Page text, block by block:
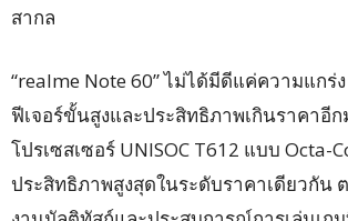
สากล
“realme Note 60” ไม่ได้มีดีแค่ความแกร่
ฟีเจอร์ขั้นสูงและประสิทธิภาพเกินราคาอี
โปรเซสเซอร์ UNISOC T612 แบบ Octa-
ประสิทธิภาพสูงสุดในระดับราคาเดียวกัน